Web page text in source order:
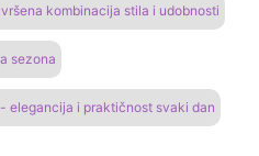
kombinacija stila i udobnosti
sezona
elegancija i praktičnost svaki dan